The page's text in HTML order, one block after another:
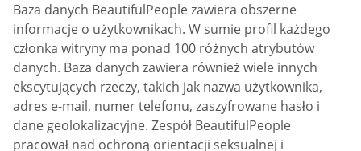
Baza danych BeautifulPeople zawiera obszerne
informacje o użytkownikach. W sumie profil każdego
członka witryny ma ponad 100 różnych atrybutów
danych. Baza danych zawiera również wiele innych
ekscytujących rzeczy, takich jak nazwa użytkownika,
adres e-mail, numer telefonu, zaszyfrowane hasło i
dane geolokalizacyjne. Zespół BeautifulPeople
pracował nad ochroną orientacji seksualnej i